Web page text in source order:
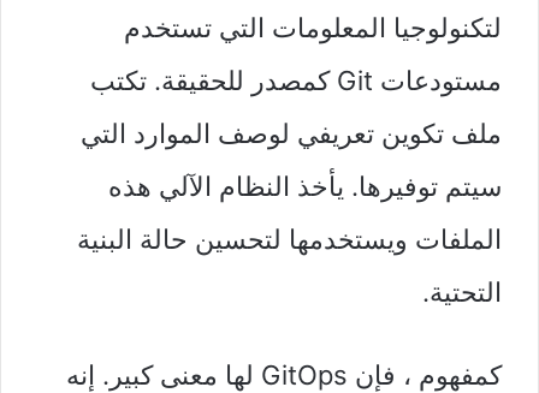
لتكنولوجيا المعلومات التي تستخدم
مستودعات Git كمصدر للحقيقة. تكتب
ملف تكوين تعريفي لوصف الموارد التي
سيتم توفيرها. يأخذ النظام الآلي هذه
الملفات ويستخدمها لتحسين حالة البنية
التحتية.
كمفهوم ، فإن GitOps لها معنى كبير. إنه